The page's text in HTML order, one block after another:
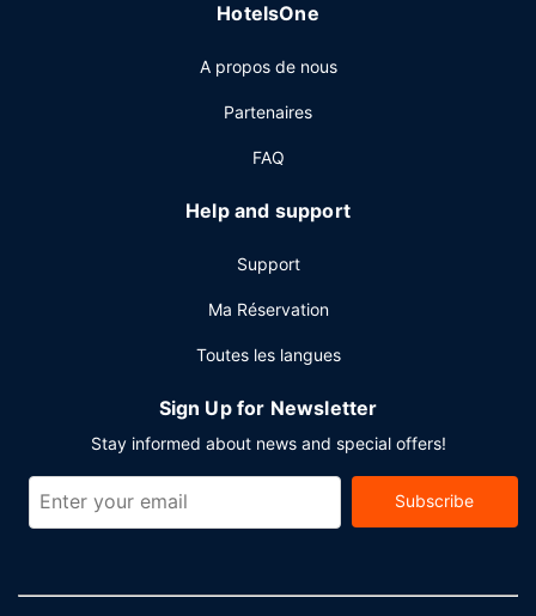
et le week-end de 06 h 00 à 11 h 00 (en supplément).
de nettoyage à sec / blanchisserie, une réception ouverte
24 h/24 et un personnel polyglotte. Un parking payant
HotelsOne
A propos de nous
Partenaires
FAQ
Help and support
Support
Ma Réservation
Toutes les langues
Sign Up for Newsletter
Stay informed about news and special offers!
Subscribe